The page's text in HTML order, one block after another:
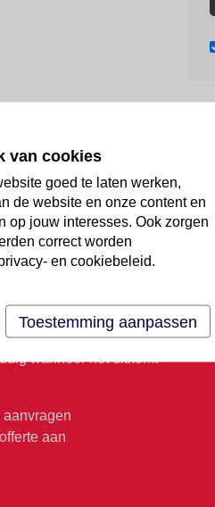
55 999
afspraak
wanneer het uitkomt
aanvragen
aan
van cookies
goed te laten werken,
de website en onze content en
op jouw interesses. Ook zorgen
correct worden
en cookiebeleid.
Toestemming aanpassen